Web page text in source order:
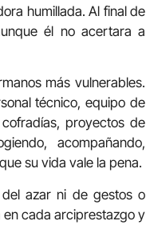
humillada. Al final de
él no acertara a
más vulnerables.
técnico, equipo de
proyectos de
acompañando,
su vida vale la pena.
azar ni de gestos o
en cada arciprestazgo y